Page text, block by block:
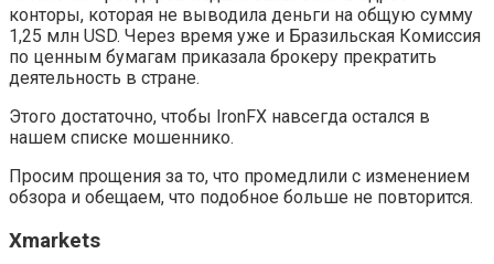
конторы, которая не выводила деньги на общую сумму
1,25 млн USD. Через время уже и Бразильская Комиссия
по ценным бумагам приказала брокеру прекратить
деятельность в стране.
Этого достаточно, чтобы IronFX навсегда остался в
нашем списке мошеннико.
Просим прощения за то, что промедлили с изменением
обзора и обещаем, что подобное больше не повторится.
Xmarkets